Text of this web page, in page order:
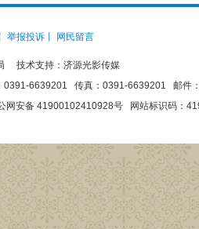
举报投诉 网民留言
技术支持：济源光影传媒
0391-6639201 传真：0391-6639201 邮件
网安备 41900102410928号 网站标识码：